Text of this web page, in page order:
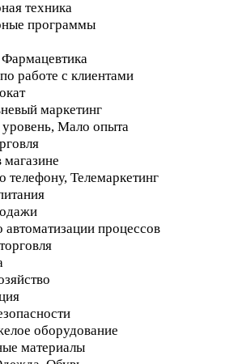
техника
программы
работе с клиентами
маркетинг
Мало опыта
Телемаркетинг
процессов
оборудование
материалы